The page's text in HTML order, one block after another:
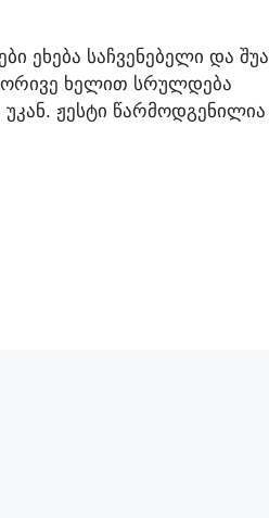
ეხება საჩვენებელი და შუა
ორივე ხელით სრულდება
ჟესტი წარმოდგენილია